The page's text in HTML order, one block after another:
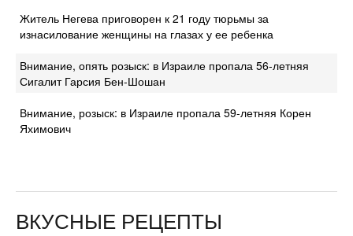
Житель Негева приговорен к 21 году тюрьмы за
изнасилование женщины на глазах у ее ребенка
Внимание, опять розыск: в Израиле пропала 56-летняя
Сигалит Гарсия Бен-Шошан
Внимание, розыск: в Израиле пропала 59-летняя Корен
Яхимович
ВКУСНЫЕ РЕЦЕПТЫ